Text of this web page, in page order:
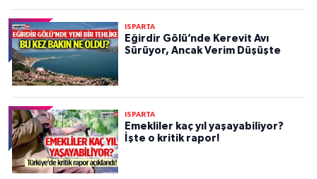
ISPARTA
Eğirdir Gölü’nde Kerevit Avı
Sürüyor, Ancak Verim Düşüşte
ISPARTA
Emekliler kaç yıl yaşayabiliyor?
İşte o kritik rapor!